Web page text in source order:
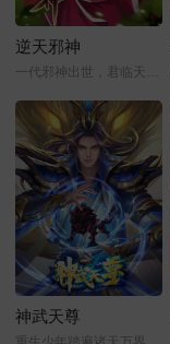
逆天邪神
神武天尊